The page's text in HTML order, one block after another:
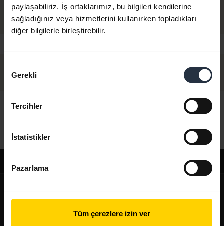
paylaşabiliriz. İş ortaklarımız, bu bilgileri kendilerine
sağladığınız veya hizmetlerini kullanırken topladıkları
diğer bilgilerle birleştirebilir.
Seçimi
Gerekli
Tercihler
İstatistikler
Pazarlama
Tüm çerezlere izin ver
Bugün size nasıl yardımcı olabilirim?